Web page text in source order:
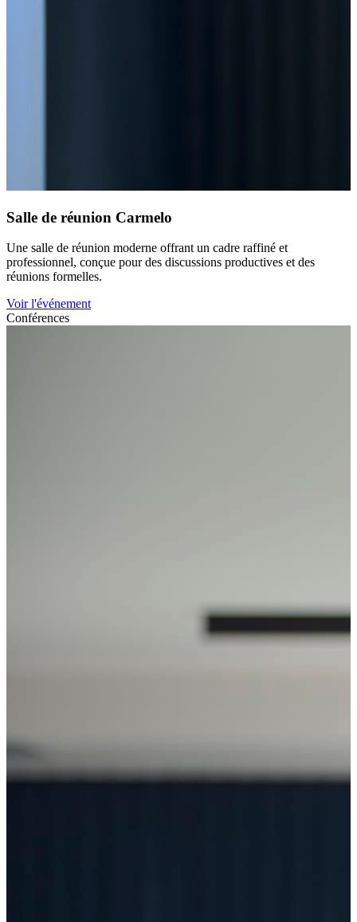
Salle de réunion Carmelo
Une salle de réunion moderne offrant un cadre raffiné et
professionnel, conçue pour des discussions productives et des
réunions formelles.
Voir l'événement
Conférences